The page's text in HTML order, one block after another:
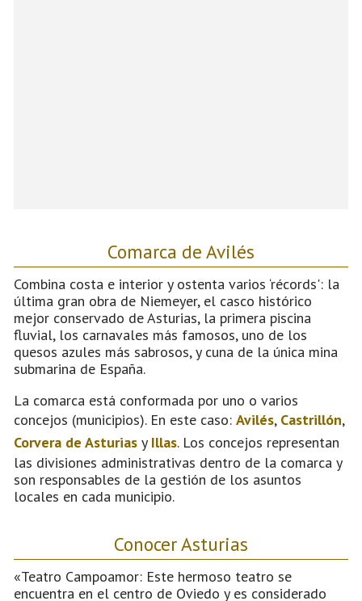
Comarca de Avilés
Combina costa e interior y ostenta varios ‘récords': la
última gran obra de Niemeyer, el casco histórico
mejor conservado de Asturias, la primera piscina
fluvial, los carnavales más famosos, uno de los
quesos azules más sabrosos, y cuna de la única mina
submarina de España.
La comarca está conformada por uno o varios
concejos (municipios). En este caso: Avilés, Castrillón,
Corvera de Asturias y Illas. Los concejos representan
las divisiones administrativas dentro de la comarca y
son responsables de la gestión de los asuntos
locales en cada municipio.
Conocer Asturias
«Teatro Campoamor: Este hermoso teatro se
encuentra en el centro de Oviedo y es considerado